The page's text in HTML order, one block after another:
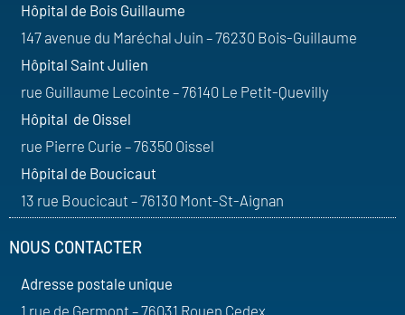
Hôpital de Bois Guillaume
147 avenue du Maréchal Juin – 76230 Bois-Guillaume
Hôpital Saint Julien
rue Guillaume Lecointe – 76140 Le Petit-Quevilly
Hôpital de Oissel
rue Pierre Curie – 76350 Oissel
Hôpital de Boucicaut
13 rue Boucicaut – 76130 Mont-St-Aignan
NOUS CONTACTER
Adresse postale unique
1 rue de Germont – 76031 Rouen Cedex